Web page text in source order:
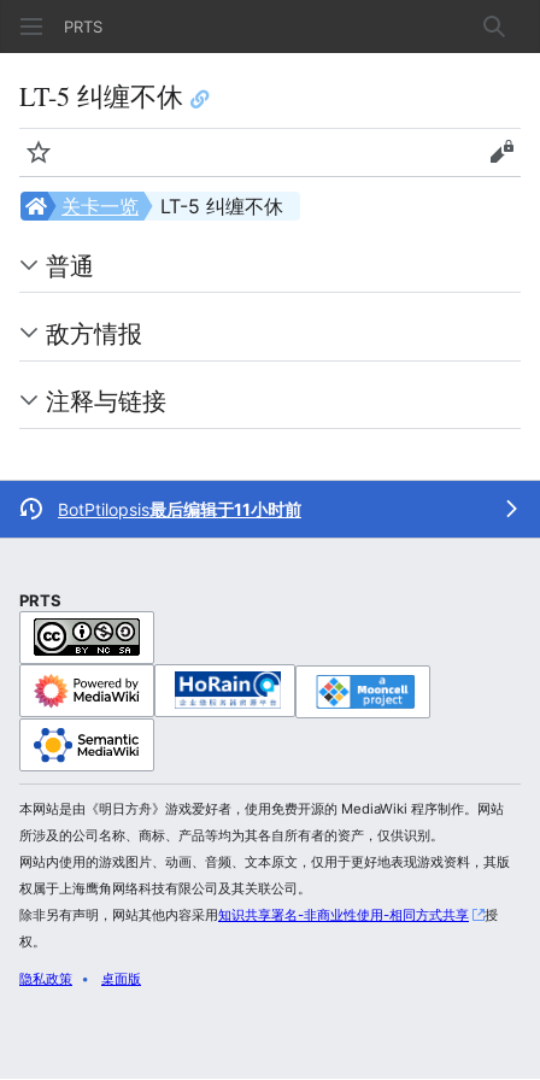
PRTS 搜索
LT-5 纠缠不休
监视 查看
LT-5 纠缠不休
关卡一览
普通
敌方情报
注释与链接
BotPtilopsis最后编辑于11小时前
PRTS
本网站是由《明日方舟》游戏爱好者，使用免费开源的 MediaWiki 程序制作。网站
所涉及的公司名称、商标、产品等均为其各自所有者的资产，仅供识别。
网站内使用的游戏图片、动画、音频、文本原文，仅用于更好地表现游戏资料，其版
权属于上海鹰角网络科技有限公司及其关联公司。
除非另有声明，网站其他内容采用知识共享署名-非商业性使用-相同方式共享
授
权。
隐私政策 桌面版